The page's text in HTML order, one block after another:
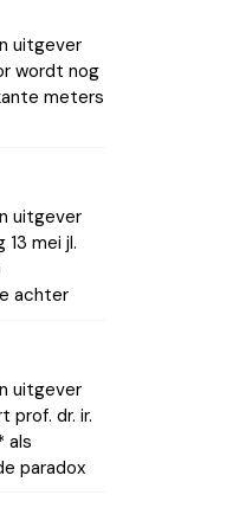
uitgever
wordt nog
meters
uitgever
mei jl.
achter
uitgever
prof. dr. ir.
als
paradox